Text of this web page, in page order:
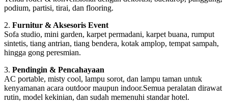
podium, partisi, tirai, dan flooring.
2. Furnitur & Aksesoris Event
Sofa studio, mini garden, karpet permadani, karpet buana, rumput
sintetis, tiang antrian, tiang bendera, kotak amplop, tempat sampah,
hingga gong peresmian.
3. Pendingin & Pencahayaan
AC portable, misty cool, lampu sorot, dan lampu taman untuk
kenyamanan acara outdoor maupun indoor.Semua peralatan dirawat
rutin, model kekinian, dan sudah memenuhi standar hotel.